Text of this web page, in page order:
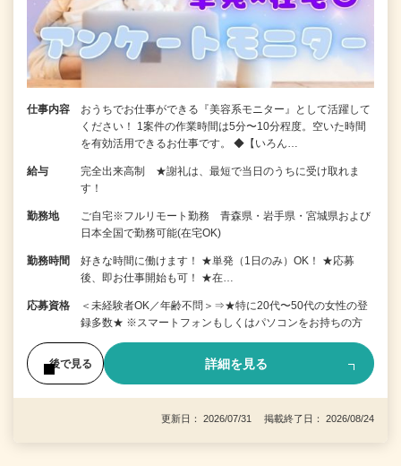
仕事内容
おうちでお仕事ができる『美容系モニター』として活躍して
ください！ 1案件の作業時間は5分〜10分程度。空いた時間
を有効活用できるお仕事です。 ◆【いろん…
給与
完全出来高制 ★謝礼は、最短で当日のうちに受け取れま
す！
勤務地
ご自宅※フルリモート勤務 青森県・岩手県・宮城県および
日本全国で勤務可能(在宅OK)
勤務時間
好きな時間に働けます！ ★単発（1日のみ）OK！ ★応募
後、即お仕事開始も可！ ★在…
応募資格
＜未経験者OK／年齢不問＞⇒★特に20代〜50代の女性の登
録多数★ ※スマートフォンもしくはパソコンをお持ちの方
後で見る 詳細を見る
更新日： 2026/07/31 掲載終了日： 2026/08/24